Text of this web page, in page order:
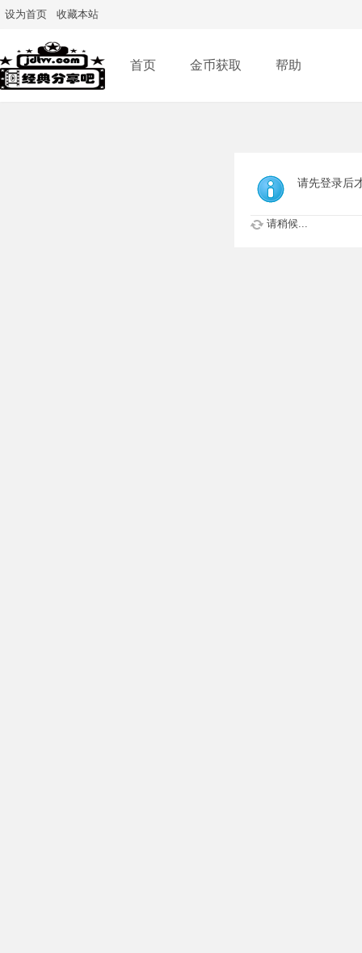
设为首页 收藏本站
首页 金币获取 帮助
请先登录后
请稍候...